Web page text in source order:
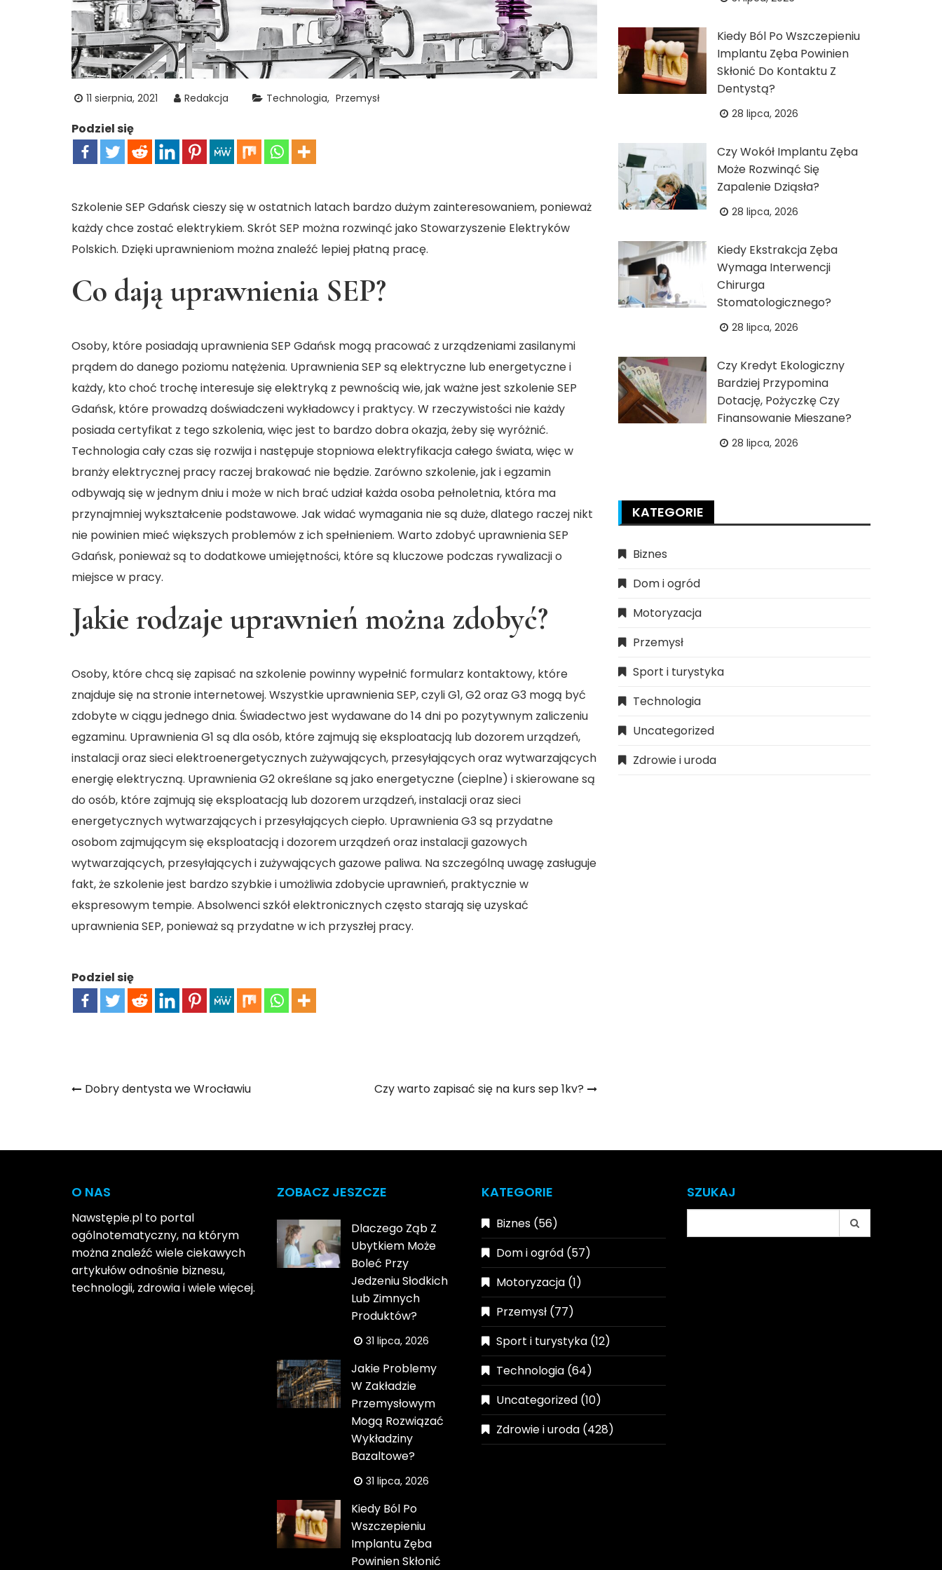
11 sierpnia, 2021 Redakcja Technologia Przemysł
Podziel się
Szkolenie SEP Gdańsk cieszy się w ostatnich latach bardzo dużym zainteresowaniem, ponieważ
każdy chce zostać elektrykiem. Skrót SEP można rozwinąć jako Stowarzyszenie Elektryków
Polskich. Dzięki uprawnieniom można znaleźć lepiej płatną pracę.
Co dają uprawnienia SEP?
Osoby, które posiadają uprawnienia SEP Gdańsk mogą pracować z urządzeniami zasilanymi
prądem do danego poziomu natężenia. Uprawnienia SEP są elektryczne lub energetyczne i
każdy, kto choć trochę interesuje się elektryką z pewnością wie, jak ważne jest szkolenie SEP
Gdańsk, które prowadzą doświadczeni wykładowcy i praktycy. W rzeczywistości nie każdy
posiada certyfikat z tego szkolenia, więc jest to bardzo dobra okazja, żeby się wyróżnić.
Technologia cały czas się rozwija i następuje stopniowa elektryfikacja całego świata, więc w
branży elektrycznej pracy raczej brakować nie będzie. Zarówno szkolenie, jak i egzamin
odbywają się w jednym dniu i może w nich brać udział każda osoba pełnoletnia, która ma
przynajmniej wykształcenie podstawowe. Jak widać wymagania nie są duże, dlatego raczej nikt
nie powinien mieć większych problemów z ich spełnieniem. Warto zdobyć uprawnienia SEP
Gdańsk, ponieważ są to dodatkowe umiejętności, które są kluczowe podczas rywalizacji o
miejsce w pracy.
Jakie rodzaje uprawnień można zdobyć?
Osoby, które chcą się zapisać na szkolenie powinny wypełnić formularz kontaktowy, które
znajduje się na stronie internetowej. Wszystkie uprawnienia SEP, czyli G1, G2 oraz G3 mogą być
zdobyte w ciągu jednego dnia. Świadectwo jest wydawane do 14 dni po pozytywnym zaliczeniu
egzaminu. Uprawnienia G1 są dla osób, które zajmują się eksploatacją lub dozorem urządzeń,
instalacji oraz sieci elektroenergetycznych zużywających, przesyłających oraz wytwarzających
energię elektryczną. Uprawnienia G2 określane są jako energetyczne (cieplne) i skierowane są
do osób, które zajmują się eksploatacją lub dozorem urządzeń, instalacji oraz sieci
energetycznych wytwarzających i przesyłających ciepło. Uprawnienia G3 są przydatne
osobom zajmującym się eksploatacją i dozorem urządzeń oraz instalacji gazowych
wytwarzających, przesyłających i zużywających gazowe paliwa. Na szczególną uwagę zasługuje
fakt, że szkolenie jest bardzo szybkie i umożliwia zdobycie uprawnień, praktycznie w
ekspresowym tempie. Absolwenci szkół elektronicznych często starają się uzyskać
uprawnienia SEP, ponieważ są przydatne w ich przyszłej pracy.
Podziel się
Nawigacja
Dobry dentysta we Wrocławiu Czy warto zapisać się na kurs sep 1kv?
Kiedy Ból Po Wszczepieniu
Implantu Zęba Powinien
Skłonić Do Kontaktu Z
Dentystą?
28 lipca, 2026
Czy Wokół Implantu Zęba
Może Rozwinąć Się
Zapalenie Dziąsła?
28 lipca, 2026
Kiedy Ekstrakcja Zęba
Wymaga Interwencji
Chirurga
Stomatologicznego?
28 lipca, 2026
Czy Kredyt Ekologiczny
Bardziej Przypomina
Dotację, Pożyczkę Czy
Finansowanie Mieszane?
28 lipca, 2026
KATEGORIE
Biznes
Dom i ogród
Motoryzacja
Przemysł
Sport i turystyka
Technologia
Uncategorized
Zdrowie i uroda
O NAS
Nawstępie.pl to portal
ogólnotematyczny, na którym
można znaleźć wiele ciekawych
artykułów odnośnie biznesu,
technologii, zdrowia i wiele więcej.
ZOBACZ JESZCZE
Dlaczego Ząb Z
Ubytkiem Może
Boleć Przy
Jedzeniu Słodkich
Lub Zimnych
Produktów?
31 lipca, 2026
Jakie Problemy
W Zakładzie
Przemysłowym
Mogą Rozwiązać
Wykładziny
Bazaltowe?
31 lipca, 2026
Kiedy Ból Po
Wszczepieniu
Implantu Zęba
Powinien Skłonić
KATEGORIE
Biznes (56)
Dom i ogród (57)
Motoryzacja (1)
Przemysł (77)
Sport i turystyka (12)
Technologia (64)
Uncategorized (10)
Zdrowie i uroda (428)
SZUKAJ
for: